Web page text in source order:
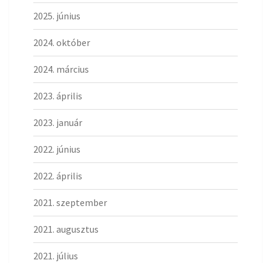
2025. június
2024. október
2024. március
2023. április
2023. január
2022. június
2022. április
2021. szeptember
2021. augusztus
2021. július